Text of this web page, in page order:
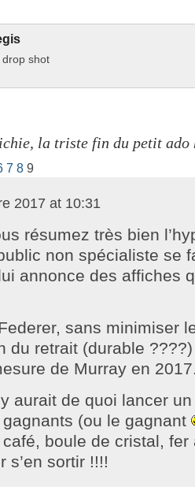
drop shot
la triste fin du petit ado
7 8 9
2017 at 10:31
résumez très bien
non spécialiste se
annonce des affiches
sans minimiser
du retrait (durable
de Murray en
aurait de quoi lancer
(ou le gagnant
café, boule de cristal,
s’en sortir !!!!